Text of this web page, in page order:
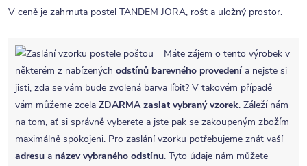
V ceně je zahrnuta postel TANDEM JORA, rošt a uložný prostor.
Máte zájem o tento výrobek v
některém z nabízených odstínů barevného provedení a nejste si
jisti, zda se vám bude zvolená barva líbit? V takovém případě
vám můžeme zcela ZDARMA zaslat vybraný vzorek. Záleží nám
na tom, ať si správně vyberete a jste pak se zakoupeným zbožím
maximálně spokojeni. Pro zaslání vzorku potřebujeme znát vaší
adresu a název vybraného odstínu. Tyto údaje nám můžete